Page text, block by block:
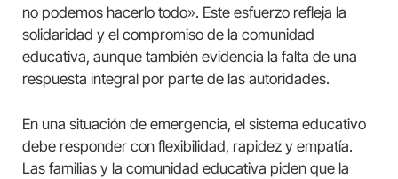
no podemos hacerlo todo». Este esfuerzo refleja la
solidaridad y el compromiso de la comunidad
educativa, aunque también evidencia la falta de una
respuesta integral por parte de las autoridades.
En una situación de emergencia, el sistema educativo
debe responder con flexibilidad, rapidez y empatía.
Las familias y la comunidad educativa piden que la